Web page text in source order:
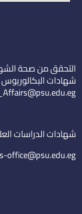
التحقق من صحة
شهادات البكالوريوس
شهادات الدراسات
office@psu.edu.eg